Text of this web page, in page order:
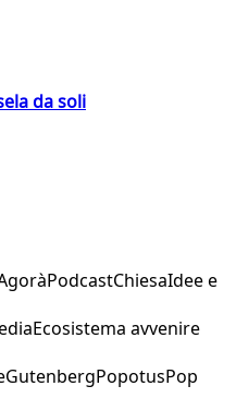
da soli
PodcastChiesaIdee e
Ecosistema avvenire
GutenbergPopotusPop